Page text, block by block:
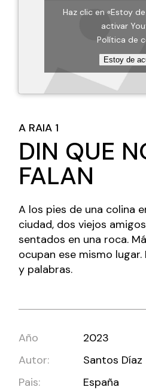
Haz clic en «Estoy
activar
Política de
Estoy de
A RAIA 1
DIN QUE
FALAN
A los pies de una colina
ciudad, dos viejos
sentados en una roca.
ocupan ese mismo
y palabras.
Año
2023
Autor:
Santos Díaz
Pais:
España